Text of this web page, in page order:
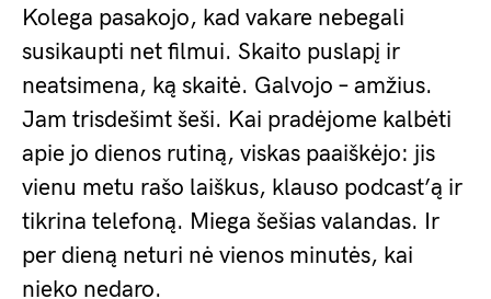
Kolega pasakojo, kad vakare nebegali
susikaupti net filmui. Skaito puslapį ir
neatsimena, ką skaitė. Galvojo – amžius.
Jam trisdešimt šeši. Kai pradėjome kalbėti
apie jo dienos rutiną, viskas paaiškėjo: jis
vienu metu rašo laiškus, klauso podcast’ą ir
tikrina telefoną. Miega šešias valandas. Ir
per dieną neturi nė vienos minutės, kai
nieko nedaro.